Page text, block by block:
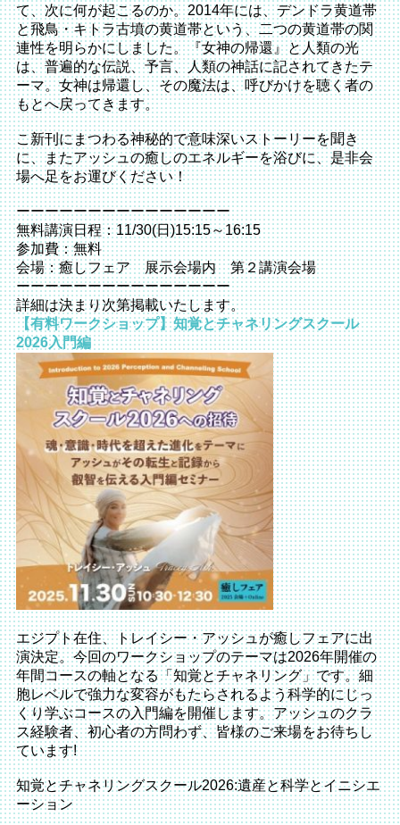
て、次に何が起こるのか。2014年には、デンドラ黄道帯
と飛鳥・キトラ古墳の黄道帯という、二つの黄道帯の関
連性を明らかにしました。『女神の帰還』と人類の光
は、普遍的な伝説、予言、人類の神話に記されてきたテ
ーマ。女神は帰還し、その魔法は、呼びかけを聴く者の
もとへ戻ってきます。
こ新刊にまつわる神秘的で意味深いストーリーを聞き
に、またアッシュの癒しのエネルギーを浴びに、是非会
場へ足をお運びください！
ーーーーーーーーーーーーーーー
無料講演日程：11/30(日)15:15～16:15
参加費：無料
会場：癒しフェア 展示会場内 第２講演会場
ーーーーーーーーーーーーーーー
詳細は決まり次第掲載いたします。
【有料ワークショップ】知覚とチャネリングスクール
2026入門編
エジプト在住、トレイシー・アッシュが癒しフェアに出
演決定。今回のワークショップのテーマは2026年開催の
年間コースの軸となる「知覚とチャネリング」です。細
胞レベルで強力な変容がもたらされるよう科学的にじっ
くり学ぶコースの入門編を開催します。アッシュのクラ
ス経験者、初心者の方問わず、皆様のご来場をお待ちし
ています!
知覚とチャネリングスクール2026:遺産と科学とイニシエ
ーション